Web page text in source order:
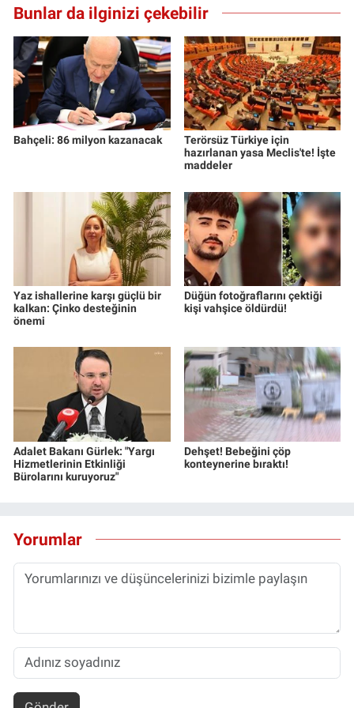
Bunlar da ilginizi çekebilir
Bahçeli: 86 milyon kazanacak
Terörsüz Türkiye için
hazırlanan yasa Meclis'te! İşte
maddeler
Yaz ishallerine karşı güçlü bir
kalkan: Çinko desteğinin
önemi
Düğün fotoğraflarını çektiği
kişi vahşice öldürdü!
Adalet Bakanı Gürlek: "Yargı
Hizmetlerinin Etkinliği
Bürolarını kuruyoruz"
Dehşet! Bebeğini çöp
konteynerine bıraktı!
Yorumlar